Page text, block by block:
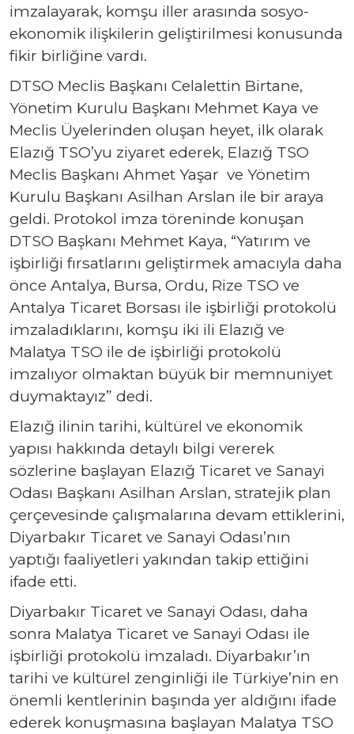
imzalayarak, komşu iller arasında sosyo-
ekonomik ilişkilerin geliştirilmesi konusunda
fikir birliğine vardı.
DTSO Meclis Başkanı Celalettin Birtane,
Yönetim Kurulu Başkanı Mehmet Kaya ve
Meclis Üyelerinden oluşan heyet, ilk olarak
Elazığ TSO’yu ziyaret ederek, Elazığ TSO
Meclis Başkanı Ahmet Yaşar ve Yönetim
Kurulu Başkanı Asilhan Arslan ile bir araya
geldi. Protokol imza töreninde konuşan
DTSO Başkanı Mehmet Kaya, “Yatırım ve
işbirliği fırsatlarını geliştirmek amacıyla daha
önce Antalya, Bursa, Ordu, Rize TSO ve
Antalya Ticaret Borsası ile işbirliği protokolü
imzaladıklarını, komşu iki ili Elazığ ve
Malatya TSO ile de işbirliği protokolü
imzalıyor olmaktan büyük bir memnuniyet
duymaktayız” dedi.
Elazığ ilinin tarihi, kültürel ve ekonomik
yapısı hakkında detaylı bilgi vererek
sözlerine başlayan Elazığ Ticaret ve Sanayi
Odası Başkanı Asilhan Arslan, stratejik plan
çerçevesinde çalışmalarına devam ettiklerini,
Diyarbakır Ticaret ve Sanayi Odası’nın
yaptığı faaliyetleri yakından takip ettiğini
ifade etti.
Diyarbakır Ticaret ve Sanayi Odası, daha
sonra Malatya Ticaret ve Sanayi Odası ile
işbirliği protokolü imzaladı. Diyarbakır’ın
tarihi ve kültürel zenginliği ile Türkiye’nin en
önemli kentlerinin başında yer aldığını ifade
ederek konuşmasına başlayan Malatya TSO